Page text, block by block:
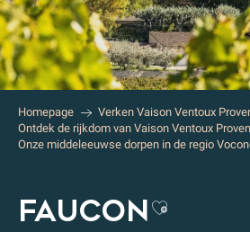
Homepage
Verken Vaison Ventoux
Ontdek de rijkdom van Vaison Ventoux
Onze middeleeuwse dorpen in de regio
FAUCONAjouter